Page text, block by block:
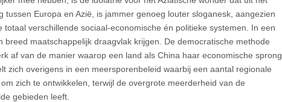
tussen Europa en Azië, is jammer genoeg louter sloganesk, aangezien
totaal verschillende sociaal-economische én politieke systemen. In een
breed maatschappelijk draagvlak krijgen. De democratische methode
af van de manier waarop een land als China haar economische sprong
zich overigens in een meersporenbeleid waarbij een aantal regionale
zich te ontwikkelen, terwijl de overgrote meerderheid van de
gebieden leeft.